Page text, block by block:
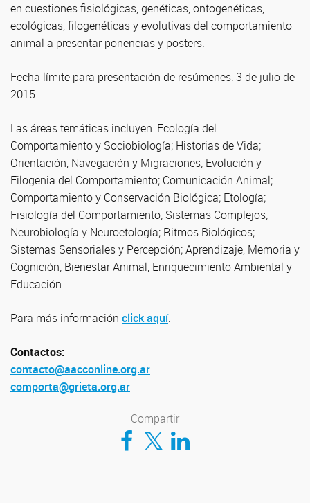
en cuestiones fisiológicas, genéticas, ontogenéticas,
ecológicas, filogenéticas y evolutivas del comportamiento
animal a presentar ponencias y posters.
Fecha límite para presentación de resúmenes: 3 de julio de
2015.
Las áreas temáticas incluyen: Ecología del
Comportamiento y Sociobiología; Historias de Vida;
Orientación, Navegación y Migraciones; Evolución y
Filogenia del Comportamiento; Comunicación Animal;
Comportamiento y Conservación Biológica; Etología;
Fisiología del Comportamiento; Sistemas Complejos;
Neurobiología y Neuroetología; Ritmos Biológicos;
Sistemas Sensoriales y Percepción; Aprendizaje, Memoria y
Cognición; Bienestar Animal, Enriquecimiento Ambiental y
Educación.
Para más información click aquí.
Contactos:
contacto@aacconline.org.ar
comporta@grieta.org.ar
Compartir
Compartir en Facebook
Compartir en TwitterCompartir en LinkedIn